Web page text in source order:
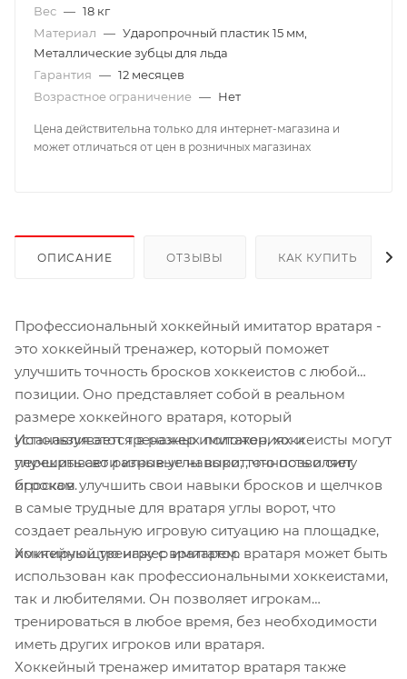
Вес — 18 кг
Материал — Ударопрочный пластик 15 мм,
Металлические зубцы для льда
Гарантия — 12 месяцев
Возрастное ограничение — Нет
Цена действительна только для интернет-магазина и
может отличаться от цен в розничных магазинах
ОПИСАНИЕ ОТЗЫВЫ КАК КУПИТЬ
Профессиональный хоккейный имитатор вратаря -
это хоккейный тренажер, который поможет
улучшить точность бросков хоккеистов с любой
позиции. Оно представляет собой в реальном
размере хоккейного вратаря, который
устанавливается в разных положениях и
перекрывает разные углы ворот, что позволяет
игрокам улучшить свои навыки бросков и щелчков
в самые трудные для вратаря углы ворот, что
создает реальную игровую ситуацию на площадке,
имитирующую игру с вратарем.
Используя этот тренажер имитатор, хоккеисты могут
улучшить свои игровые навыки, точность и силу
бросков.
Хоккейный тренажер имитатор вратаря может быть
использован как профессиональными хоккеистами,
так и любителями. Он позволяет игрокам
тренироваться в любое время, без необходимости
иметь других игроков или вратаря.
Хоккейный тренажер имитатор вратаря также